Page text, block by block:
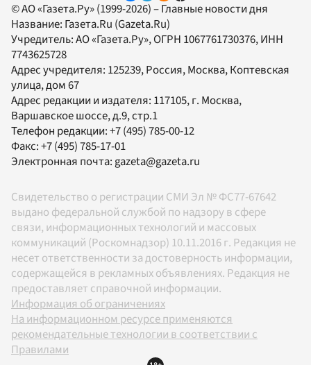
© АО «Газета.Ру» (1999-2026) – Главные новости дня
Название: Газета.Ru (Gazeta.Ru)
Учредитель:АО «Газета.Ру», ОГРН 1067761730376, ИНН
7743625728
Адрес учредителя: 125239, Россия, Москва, Коптевская
улица, дом 67
Адрес редакции и издателя: 117105, г. Москва,
Варшавское шоссе, д.9, стр.1
Телефон редакции:+7 (495) 785-00-12
Факс:+7 (495) 785-17-01
Электронная почта:gazeta@gazeta.ru
Свидетельство о регистрации СМИ Эл № ФС77-67642
выдано федеральной службой по надзору в сфере
связи, информационных технологий и массовых
коммуникаций (Роскомнадзор) 10.11.2016 г. Редакция не
несет ответственности за достоверность информации,
содержащейся в рекламных объявлениях. Редакция не
предоставляет справочной информации.
Информация об ограничениях
На информационном ресурсе применяются
рекомендательные технологии в соответствии с
Правилами